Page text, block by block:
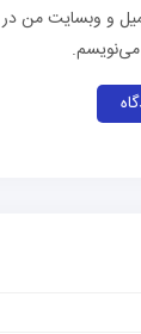
و وبسایت من در
می‌نویسم.